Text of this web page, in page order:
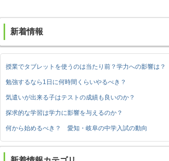
新着情報
授業でタブレットを使うのは当たり前？学力への影響は？
勉強するなら1日に何時間くらいやるべき？
気遣いが出来る子はテストの成績も良いのか？
探求的な学習は学力に影響を与えるのか？
何から始めるべき？ 愛知・岐阜の中学入試の動向